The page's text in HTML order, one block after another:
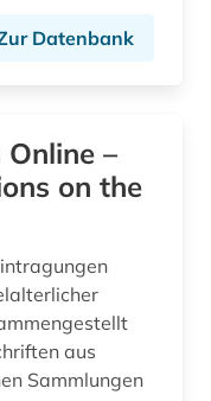
geschichte 336 v. chr.-31 v. chr. (1)
Datenbank
–
on the
aus
Sammlungen